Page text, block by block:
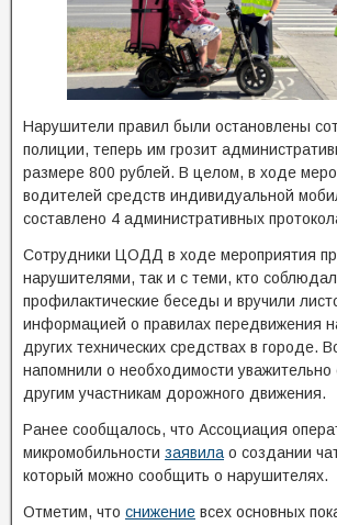
Нарушители правил были остановлены
полиции, теперь им грозит
размере 800 рублей. В целом, в ходе
водителей средств индивидуальной
составлено 4 административных
Сотрудники ЦОДД в ходе мероприятия
нарушителями, так и с теми, кто
профилактические беседы и вручили
информацией о правилах передвижения
других технических средствах в городе.
напомнили о необходимости уважительно
другим участникам дорожного движения.
Ранее сообщалось, что Ассоциация
микромобильности заявила о создании
который можно сообщить о нарушителях.
Отметим, что снижение всех основных